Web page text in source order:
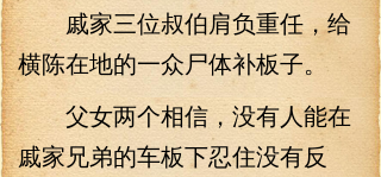
戚家三位叔伯肩负重任，给
横陈在地的一众尸体补板子。
父女两个相信，没有人能在
戚家兄弟的车板下忍住没有反